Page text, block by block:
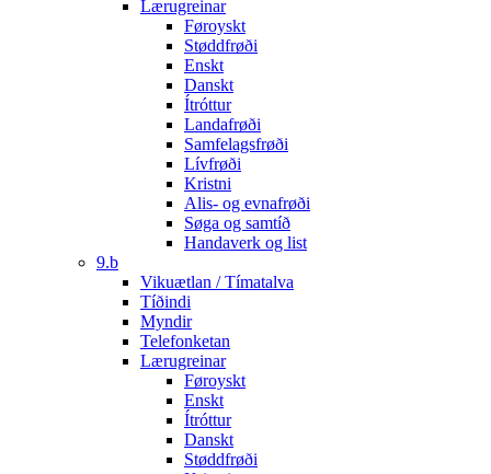
Lærugreinar
Føroyskt
Støddfrøði
Enskt
Danskt
Ítróttur
Landafrøði
Samfelagsfrøði
Lívfrøði
Kristni
Alis- og evnafrøði
Søga og samtíð
Handaverk og list
9.b
Vikuætlan / Tímatalva
Tíðindi
Myndir
Telefonketan
Lærugreinar
Føroyskt
Enskt
Ítróttur
Danskt
Støddfrøði